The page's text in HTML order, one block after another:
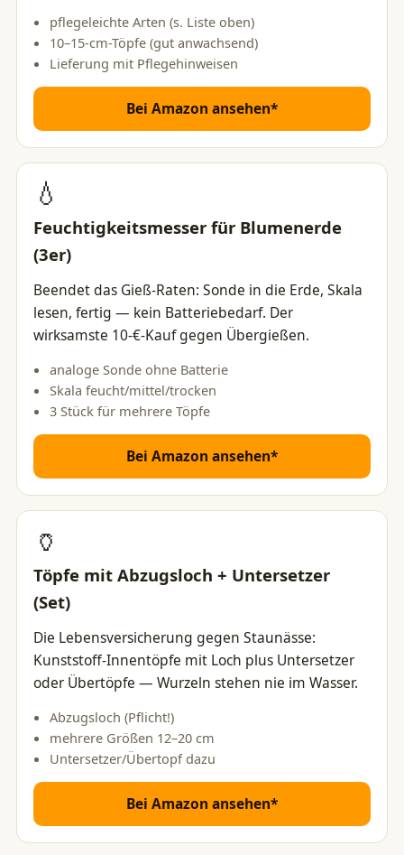
pflegeleichte Arten (s. Liste oben)
10–15-cm-Töpfe (gut anwachsend)
Lieferung mit Pflegehinweisen
Bei Amazon ansehen*
💧
Feuchtigkeitsmesser für Blumenerde
(3er)
Beendet das Gieß-Raten: Sonde in die Erde, Skala
lesen, fertig — kein Batteriebedarf. Der
wirksamste 10-€-Kauf gegen Übergießen.
analoge Sonde ohne Batterie
Skala feucht/mittel/trocken
3 Stück für mehrere Töpfe
Bei Amazon ansehen*
🏺
Töpfe mit Abzugsloch + Untersetzer
(Set)
Die Lebensversicherung gegen Staunässe:
Kunststoff-Innentöpfe mit Loch plus Untersetzer
oder Übertöpfe — Wurzeln stehen nie im Wasser.
Abzugsloch (Pflicht!)
mehrere Größen 12–20 cm
Untersetzer/Übertopf dazu
Bei Amazon ansehen*